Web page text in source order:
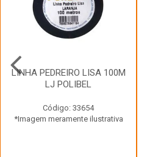
LINHA PEDREIRO LISA 100M
LJ POLIBEL
Código: 33654
*Imagem meramente ilustrativa